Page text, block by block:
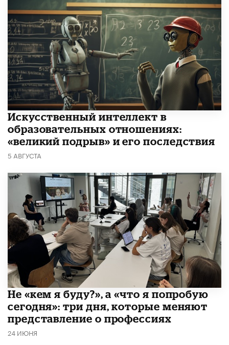
​Искусственный интеллект в
образовательных отношениях:
«великий подрыв» и его последствия
5 АВГУСТА
Не «кем я буду?», а «что я попробую
сегодня»: три дня, которые меняют
представление о профессиях
24 ИЮНЯ